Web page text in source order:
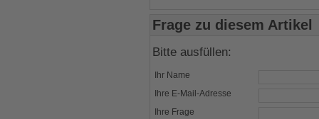
Frage zu diesem Artikel
Bitte ausfüllen:
Ihr Name
Ihre E-Mail-Adresse
Ihre Frage